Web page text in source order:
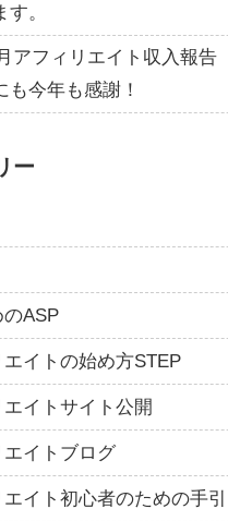
。
アフィリエイト収入報
も今年も感謝！
ー
ASP
イトの始め方STEP
イトサイト公開
エイトブログ
イト初心者のための手引